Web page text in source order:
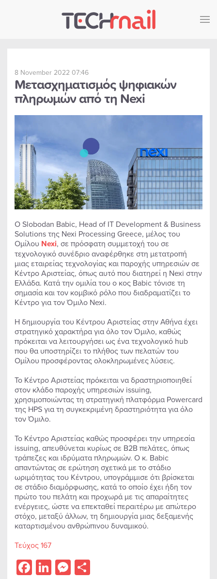
Skip to main content
8 November 2022 07:46
Μετασχηματισμός ψηφιακών
πληρωμών από τη Nexi
Ο Slobodan Babic, Head of IT Development & Business
Solutions της Nexi Processing Greece, μέλος του
Ομίλου Nexi, σε πρόσφατη συμμετοχή του σε
τεχνολογικό συνέδριο αναφέρθηκε στη μετατροπή
μιας εταιρείας τεχνολογίας και παροχής υπηρεσιών σε
Κέντρο Αριστείας, όπως αυτό που διατηρεί η Nexi στην
Ελλάδα. Κατά την ομιλία του ο κος Babic τόνισε τη
σημασία και τον κομβικό ρόλο που διαδραματίζει το
Κέντρο για τον Όμιλο Nexi.
Η δημιουργία του Κέντρου Αριστείας στην Αθήνα έχει
στρατηγικό χαρακτήρα για όλο τον Όμιλο, καθώς
πρόκειται να λειτουργήσει ως ένα τεχνολογικό hub
που θα υποστηρίζει το πλήθος των πελατών του
Ομίλου προσφέροντας ολοκληρωμένες λύσεις.
Το Κέντρο Αριστείας πρόκειται να δραστηριοποιηθεί
στον κλάδο παροχής υπηρεσιών issuing,
χρησιμοποιώντας τη στρατηγική πλατφόρμα Powercard
της HPS για τη συγκεκριμένη δραστηριότητα για όλο
τον Όμιλο.
Το Κέντρο Αριστείας καθώς προσφέρει την υπηρεσία
issuing, απευθύνεται κυρίως σε B2B πελάτες, όπως
τράπεζες και ιδρύματα πληρωμών. Ο κ. Babic
απαντώντας σε ερώτηση σχετικά με το στάδιο
ωριμότητας του Κέντρου, υπογράμμισε ότι βρίσκεται
σε στάδιο διαμόρφωσης, κατά το οποίο έχει ήδη τον
πρώτο του πελάτη και προχωρά με τις απαραίτητες
ενέργειες, ώστε να επεκταθεί περαιτέρω με απώτερο
στόχο, μεταξύ άλλων, τη δημιουργία μιας δεξαμενής
καταρτισμένου ανθρώπινου δυναμικού.
Τεύχος 167
Facebook
LinkedIn
Messenger